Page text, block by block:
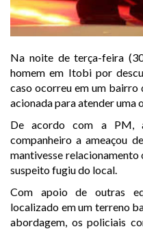
Na noite de terça-feira
homem em Itobi por
caso ocorreu em um bairro
acionada para atender uma
De acordo com a PM,
companheiro a ameaçou
mantivesse relacionamento
suspeito fugiu do local.
Com apoio de outras
localizado em um terreno
abordagem, os policiais